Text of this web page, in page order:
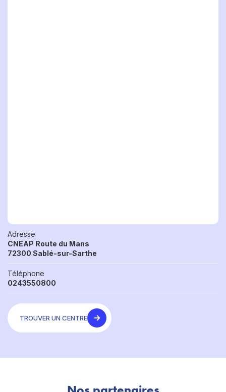
Adresse
CNEAP Route du Mans
72300 Sablé-sur-Sarthe
Téléphone
0243550800
TROUVER UN CENTRE